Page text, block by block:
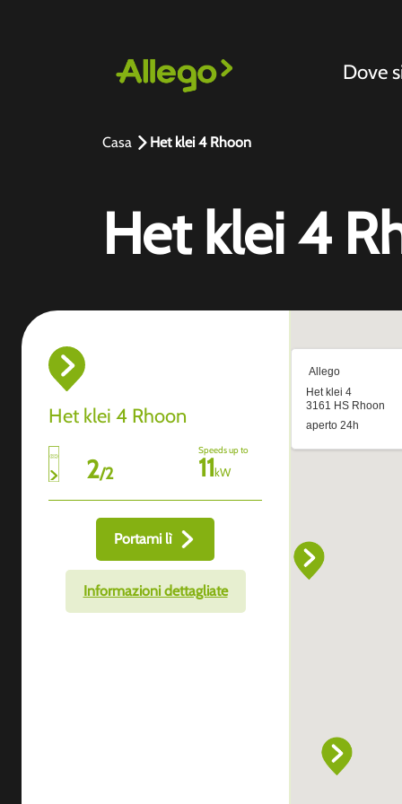
Dove
Casa Het klei 4 Rhoon
Het klei 4
Het klei 4 Rhoon
2/2
Speeds up to
11kW
Portami lì
Informazioni dettagliate